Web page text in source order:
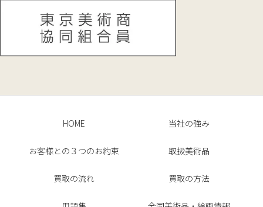
HOME 当社の強み
お客様との３つのお約束 取扱美術品
買取の流れ 買取の方法